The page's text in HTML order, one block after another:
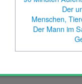
Der
Menschen,
Der Mann im